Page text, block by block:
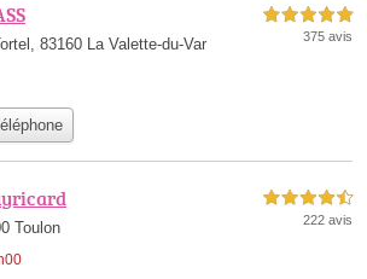
83160 La Valette-du-Var
5,0 étoiles sur 5
375 avis
Toulon
4,5 étoiles sur 5
222 avis